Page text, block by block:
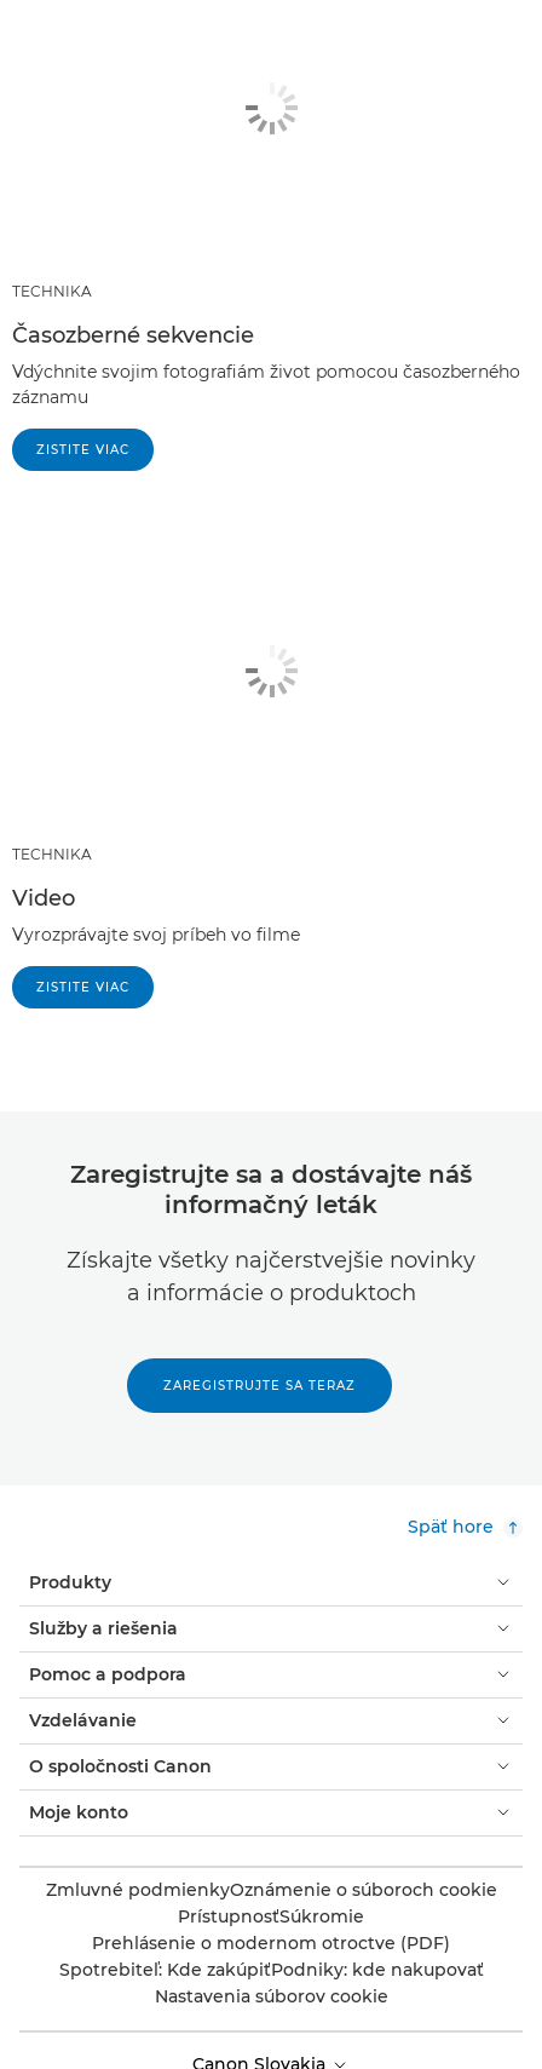
TECHNIKA
Časozberné sekvencie
Vdýchnite svojim fotografiám život pomocou časozberného
záznamu
ZISTITE VIAC
TECHNIKA
Video
Vyrozprávajte svoj príbeh vo filme
ZISTITE VIAC
Zaregistrujte sa a dostávajte náš
informačný leták
Získajte všetky najčerstvejšie novinky
a informácie o produktoch
ZAREGISTRUJTE SA TERAZ
Späť hore
Produkty
Služby a riešenia
Pomoc a podpora
Vzdelávanie
O spoločnosti Canon
Moje konto
Zmluvné podmienkyOznámenie o súboroch cookie
PrístupnosťSúkromie
Prehlásenie o modernom otroctve (PDF)
Spotrebiteľ: Kde zakúpiťPodniky: kde nakupovať
Nastavenia súborov cookie
Canon Slovakia